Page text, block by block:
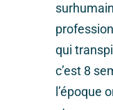
qui
c’est 8
l’époque